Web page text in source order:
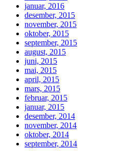
januar, 2016
desember, 2015
november, 2015
oktober, 2015
september, 2015
august, 2015
juni, 2015
mai, 2015
april, 2015
mars, 2015
februar, 2015
januar, 2015
desember, 2014
november, 2014
oktober, 2014
september, 2014